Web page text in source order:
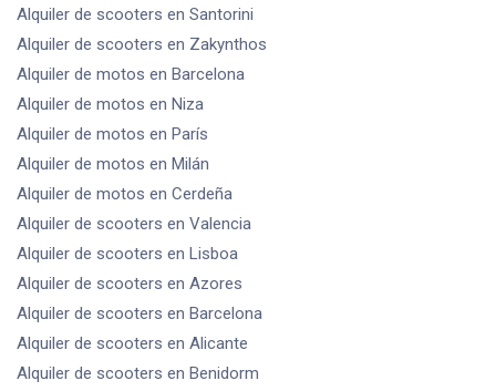
Alquiler de scooters en Santorini
Alquiler de scooters en Zakynthos
Alquiler de motos en Barcelona
Alquiler de motos en Niza
Alquiler de motos en París
Alquiler de motos en Milán
Alquiler de motos en Cerdeña
Alquiler de scooters en Valencia
Alquiler de scooters en Lisboa
Alquiler de scooters en Azores
Alquiler de scooters en Barcelona
Alquiler de scooters en Alicante
Alquiler de scooters en Benidorm